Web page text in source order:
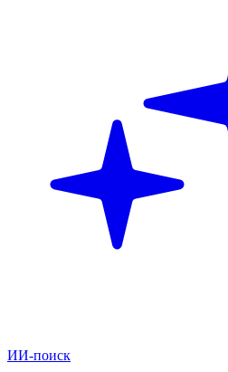
ИИ-поиск